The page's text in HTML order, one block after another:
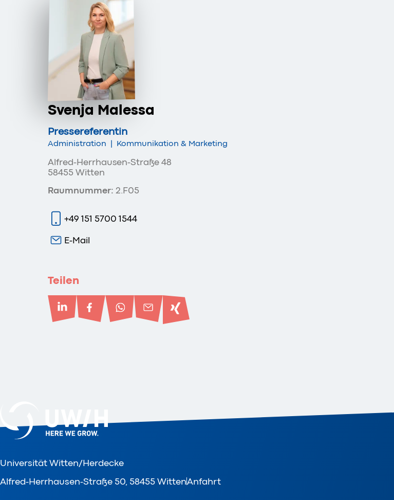
Svenja Malessa
Pressereferentin
Administration | Kommunikation & Marketing
Alfred-Herrhausen-Straße 48
58455 Witten
Raumnummer: 2.F05
+49 151 5700 1544
E-Mail
Teilen
Universität Witten/Herdecke
Alfred-Herrhausen-Straße 50, 58455 WittenAnfahrt